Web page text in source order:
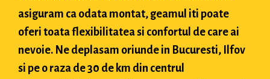
asiguram ca odata montat, geamul iti poate
oferi toata flexibilitatea si confortul de care ai
nevoie. Ne deplasam oriunde in Bucuresti, Ilfov
si pe o raza de 30 de km din centrul